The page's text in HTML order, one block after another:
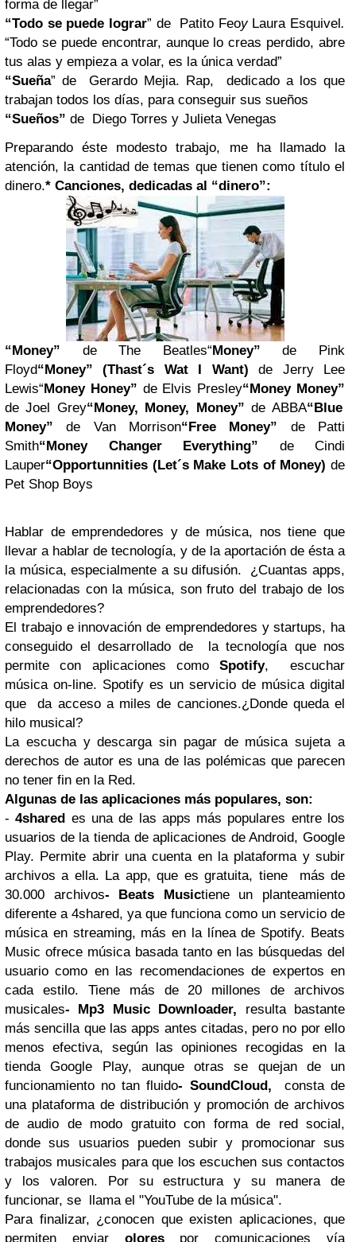
forma de llegar”
“Todo se puede lograr” de Patito Feoy Laura Esquivel.
“Todo se puede encontrar, aunque lo creas perdido, abre
tus alas y empieza a volar, es la única verdad”
“Sueña” de Gerardo Mejia. Rap, dedicado a los que
trabajan todos los días, para conseguir sus sueños
“Sueños” de Diego Torres y Julieta Venegas
Preparando éste modesto trabajo, me ha llamado la
atención, la cantidad de temas que tienen como título el
dinero.* Canciones, dedicadas al “dinero”:
“Money” de The Beatles“Money”de Pink
Floyd“Money” (Thast´s Wat I Want) de Jerry Lee
Lewis“Money Honey” de Elvis Presley“Money Money”
de Joel Grey“Money, Money, Money” de ABBA“Blue
Money” de Van Morrison“Free Money” de Patti
Smith“Money Changer Everything” de Cindi
Lauper“Opportunnities (Let´s Make Lots of Money) de
Pet Shop Boys
Hablar de emprendedores y de música, nos tiene que
llevar a hablar de tecnología, y de la aportación de ésta a
la música, especialmente a su difusión. ¿Cuantas apps,
relacionadas con la música, son fruto del trabajo de los
emprendedores?
El trabajo e innovación de emprendedores y startups, ha
conseguido el desarrollado de la tecnología que nos
permite con aplicaciones comoSpotify, escuchar
música on-line. Spotify es un servicio de música digital
que da acceso a miles de canciones.¿Donde queda el
hilo musical?
La escucha y descarga sin pagar de música sujeta a
derechos de autor es una de las polémicas que parecen
no tener fin en la Red.
Algunas de las aplicaciones más populares, son:
-4shared es una de las apps más populares entre los
usuarios de la tienda de aplicaciones de Android, Google
Play. Permite abrir una cuenta en la plataforma y subir
archivos a ella. La app, que es gratuita, tiene más de
30.000 archivos- Beats Musictiene un planteamiento
diferente a 4shared, ya que funciona como un servicio de
música en streaming, más en la línea de Spotify. Beats
Music ofrece música basada tanto en las búsquedas del
usuario como en las recomendaciones de expertos en
cada estilo. Tiene más de 20 millones de archivos
musicales- Mp3 Music Downloader, resulta bastante
más sencilla que las apps antes citadas, pero no por ello
menos efectiva, según las opiniones recogidas en la
tienda Google Play, aunque otras se quejan de un
funcionamiento no tan fluido- SoundCloud,
consta de
una plataforma de distribución y promoción de archivos
de audio de modo gratuito con forma de red social,
donde sus usuarios pueden subir y promocionar sus
trabajos musicales para que los escuchen sus contactos
y los valoren. Por su estructura y su manera de
funcionar, se llama el "YouTube de la música".
Para finalizar, ¿conocen que existen aplicaciones, que
permiten enviar olores
por comunicaciones vía